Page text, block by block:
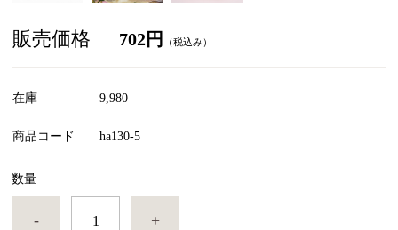
販売価格 702円 （税込み）
在庫 9,980
商品コード ha130-5
数量
- +